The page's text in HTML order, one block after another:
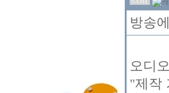
NAME
방송
오디
"제작